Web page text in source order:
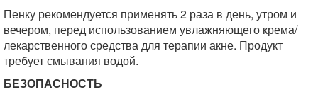
Пенку рекомендуется применять 2 раза в день, утром и
вечером, перед использованием увлажняющего крема/
лекарственного средства для терапии акне. Продукт
требует смывания водой.
БЕЗОПАСНОСТЬ